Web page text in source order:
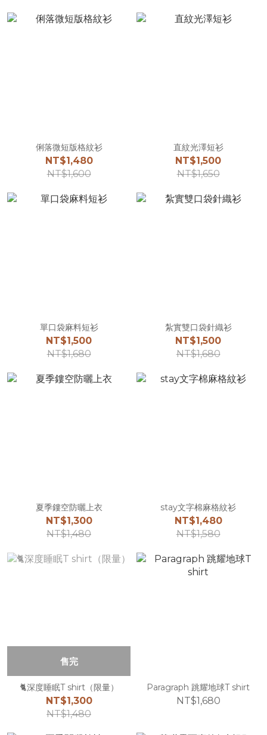
俐落微短版格紋衫
NT$1,480
NT$1,600
直紋光澤短衫
NT$1,500
NT$1,650
單口袋麻料短衫
NT$1,500
NT$1,680
紮實雙口袋針織衫
NT$1,500
NT$1,680
夏季鏤空防曬上衣
NT$1,300
NT$1,480
stay文字棉麻格紋衫
NT$1,480
NT$1,580
售完
🐈深度睡眠T shirt（限量）
NT$1,300
NT$1,480
Paragraph 跳耀地球T shirt
NT$1,680